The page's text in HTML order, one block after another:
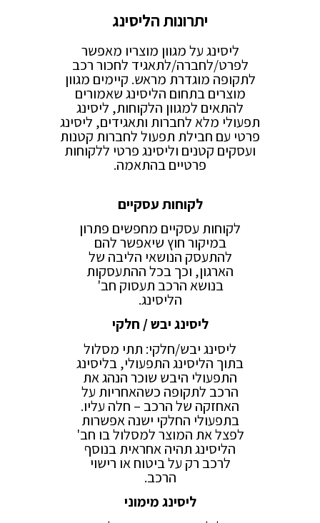
יתרונות הליסינג
ליסינג על מגוון מוצריו מאפשר
לפרט/לחברה/לתאגיד לחכור רכב
לתקופה מוגדרת מראש. קיימים מגוון
מוצרים בתחום הליסינג שאמורים
להתאים למגוון הלקוחות, ליסינג
תפעולי מלא לחברות ותאגידים, ליסינג
פרטי עם חבילת תפעול לחברות קטנות
ועסקים קטנים וליסינג פרטי ללקוחות
פרטיים בהתאמה.
לקוחות עסקיים
לקוחות עסקיים מחפשים פתרון
במיקור חוץ שיאפשר להם
להתעסק הנושאי הליבה של
הארגון, וכך בכל ההתעסקות
בנושא הרכב תעסוק חב'
הליסינג.
ליסינג יבש / חלקי
ליסינג יבש/חלקי: תתי מסלול
בתוך הליסינג התפעולי, בליסינג
התפעולי היבש שוכר הנהג את
הרכב לתקופה כשהאחריות על
האחזקה של הרכב – חלה עליו.
בתפעולי החלקי ישנה אפשרות
לפצל את המוצר למסלול בו חב'
הליסינג תהיה אחראית בנוסף
לרכב רק על ביטוח או רישוי
הרכב.
ליסינג מימוני